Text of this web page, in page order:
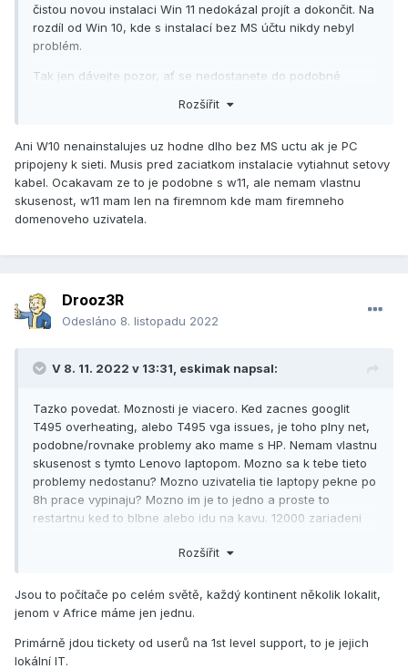
čistou novou instalaci Win 11 nedokázal projít a dokončit. Na
rozdíl od Win 10, kde s instalací bez MS účtu nikdy nebyl
problém.
Tak jen dávejte pozor, ať se nedostanete do podobné
Rozšířit
Ani W10 nenainstalujes uz hodne dlho bez MS uctu ak je PC
pripojeny k sieti. Musis pred zaciatkom instalacie vytiahnut setovy
kabel. Ocakavam ze to je podobne s w11, ale nemam vlastnu
skusenost, w11 mam len na firemnom kde mam firemneho
domenoveho uzivatela.
Drooz3R
Odesláno 8. listopadu 2022
V 8. 11. 2022 v 13:31, eskimak napsal:
Tazko povedat. Moznosti je viacero. Ked zacnes googlit
T495 overheating, alebo T495 vga issues, je toho plny net,
podobne/rovnake problemy ako mame s HP. Nemam vlastnu
skusenost s tymto Lenovo laptopom. Mozno sa k tebe tieto
problemy nedostanu? Mozno uzivatelia tie laptopy pekne po
8h prace vypinaju? Mozno im je to jedno a proste to
restartnu ked to blbne alebo idu na kavu. 12000 zariadeni
vsetkych HW problemy? Ako k tebe ten laptop dojde,
Lenove?
Nic z toho nieje mienene proti tebe, aby si to zle nepochopil,
len sa zamyslam nad moznostami. V kazdom pripade, v
celej doterajsej historii firmy sme kupovali Intel-based
Rozšířit
Jsou to počítače po celém světě, každý kontinent několik lokalit,
jenom v Africe máme jen jednu.
Primárně jdou tickety od userů na 1st level support, to je jejich
lokální IT.